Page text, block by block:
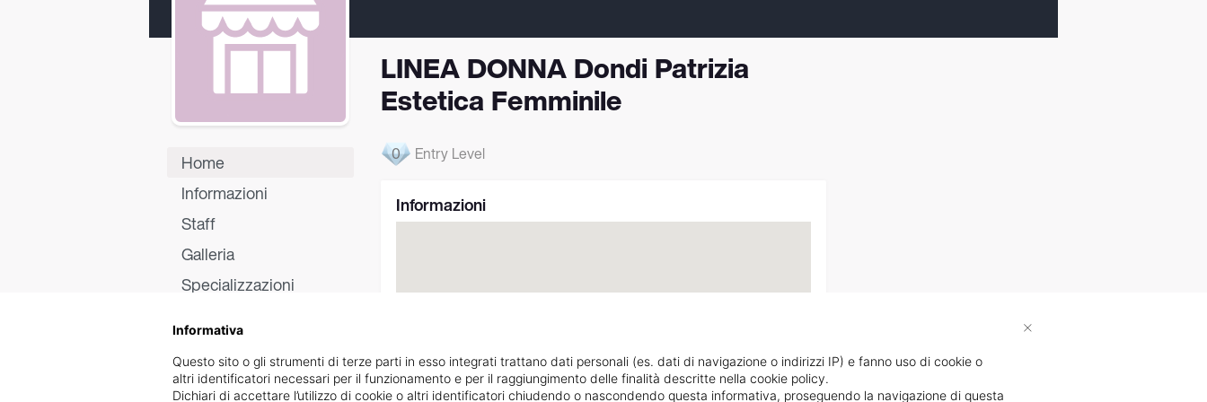
Home
Informazioni
Staff
Galleria
Specializzazioni
LINEA DONNA Dondi Patrizia
Estetica Femminile
0 Entry Level
Informazioni
Informativa
Questo sito o gli strumenti di terze parti in esso integrati trattano dati personali (es. dati di navigazione o indirizzi IP) e fanno uso di cookie o
altri identificatori necessari per il funzionamento e per il raggiungimento delle finalità descritte nella cookie policy.
Dichiari di accettare l’utilizzo di cookie o altri identificatori chiudendo o nascondendo questa informativa, proseguendo la navigazione di questa
×